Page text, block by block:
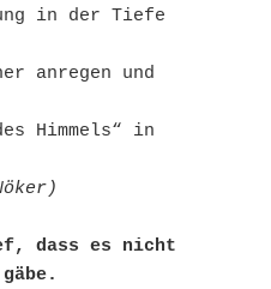
in der Tiefe
anregen und
Himmels“ in
dass es nicht